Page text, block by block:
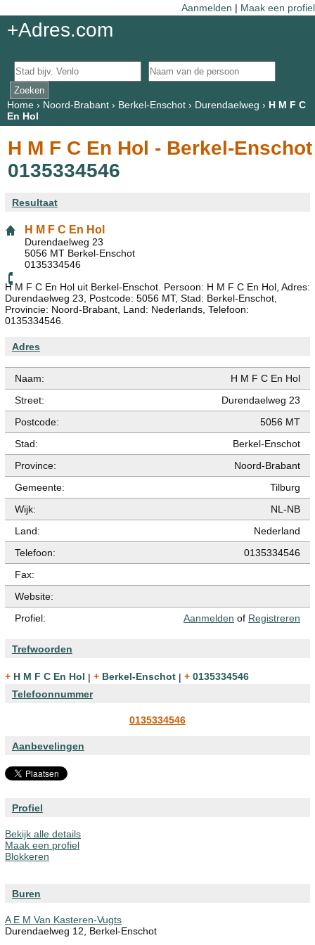
Aanmelden | Maak een profiel
+Adres.com
Home› Noord-Brabant› Berkel-Enschot› Durendaelweg › H M F C
En Hol
H M F C En Hol - Berkel-Enschot
0135334546
Resultaat
H M F C En Hol
Durendaelweg 23
5056 MT Berkel-Enschot
0135334546
H M F C En Hol uit Berkel-Enschot. Persoon: H M F C En Hol, Adres:
Durendaelweg 23, Postcode: 5056 MT, Stad: Berkel-Enschot,
Provincie: Noord-Brabant, Land: Nederlands, Telefoon:
0135334546.
Adres
Naam:
H M F C En Hol
Street:
Durendaelweg 23
Postcode:
5056 MT
Stad:
Berkel-Enschot
Province:
Noord-Brabant
Gemeente:
Tilburg
Wijk:
NL-NB
Land:
Nederland
Telefoon:
0135334546
Fax:
Website:
Profiel:
Aanmelden of Registreren
Trefwoorden
+ H M F C En Hol | + Berkel-Enschot |
+ 0135334546
Telefoonnummer
0135334546
Aanbevelingen
Profiel
Bekijk alle details
Maak een profiel
Blokkeren
Buren
A E M Van Kasteren-Vugts
Durendaelweg 12, Berkel-Enschot